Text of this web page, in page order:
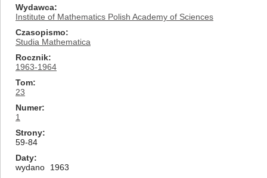
Wydawca
Institute of Mathematics Polish Academy of Sciences
Czasopismo
Studia Mathematica
Rocznik
1963-1964
Tom
23
Numer
1
Strony
59-84
Daty
wydano
1963